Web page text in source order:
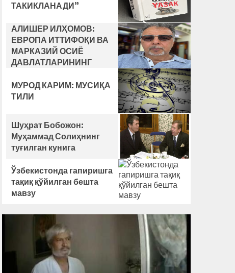
ТАКИКЛАНАДИ”
АЛИШЕР ИЛҲОМОВ:
ЕВРОПА ИТТИФОҚИ ВА
МАРКАЗИЙ ОСИЁ
ДАВЛАТЛАРИНИНГ
ДЕКЛАРАЦИЯСИ
ИМЗОЛАНИШИ ТУРК
СОЛАДИМИ?
МУРОД КАРИМ: МУСИҚА
ТИЛИ
Шуҳрат Бобожон:
Муҳаммад Солиҳнинг
туғилган кунига
Ўзбекистонда гапиришга
тақиқ қўйилган бешта
мавзу